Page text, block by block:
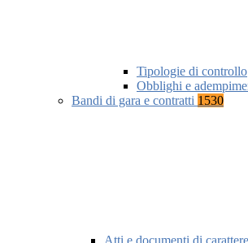
Tipologie di controllo
Obblighi e
Bandi di gara e contratti 1530